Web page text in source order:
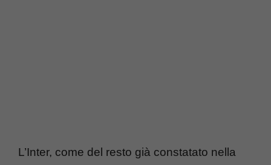
L’Inter, come del resto già constatato nella